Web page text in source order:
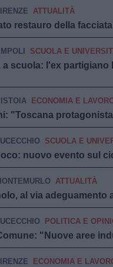
ATTUALITÀ
restauro della
SCUOLA E
scuola: l'ex partigiano
ECONOMIA E
"Toscana
SCUOLA E
nuovo evento sul
ATTUALITÀ
al via adeguamento
POLITICA E
"Nuove aree
ECONOMIA E